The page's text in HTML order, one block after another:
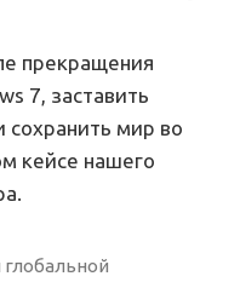
прекращения
7, заставить
сохранить мир во
кейсе нашего